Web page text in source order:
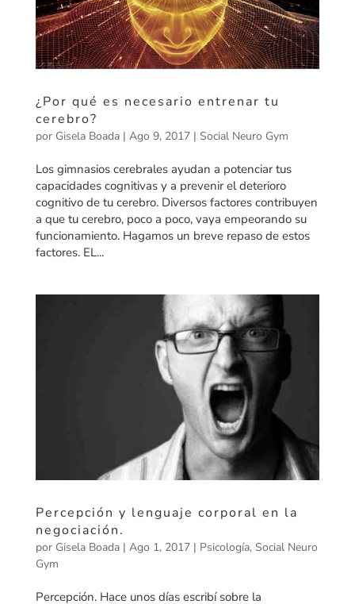
¿Por qué es necesario entrenar tu
cerebro?
por Gisela Boada| Ago 9, 2017| Social Neuro Gym
Los gimnasios cerebrales ayudan a potenciar tus
capacidades cognitivas y a prevenir el deterioro
cognitivo de tu cerebro. Diversos factores contribuyen
a que tu cerebro, poco a poco, vaya empeorando su
funcionamiento. Hagamos un breve repaso de estos
factores. EL...
Percepción y lenguaje corporal en la
negociación.
por Gisela Boada| Ago 1, 2017| Psicología, Social Neuro
Gym
Percepción. Hace unos días escribí sobre la